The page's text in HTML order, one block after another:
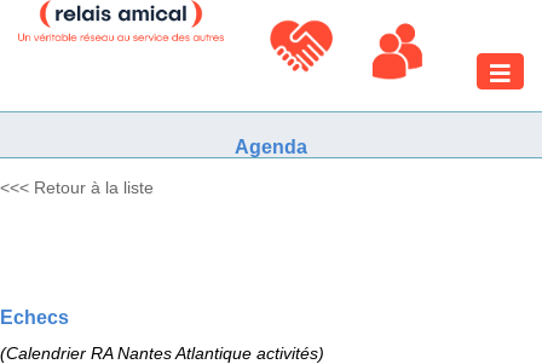
Toggle
Agenda
<<< Retour à la liste
Echecs
(Calendrier RA Nantes Atlantique activités)